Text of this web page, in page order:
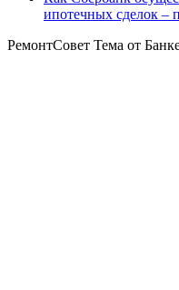
ипотечных сделок –
РемонтСовет Тема от